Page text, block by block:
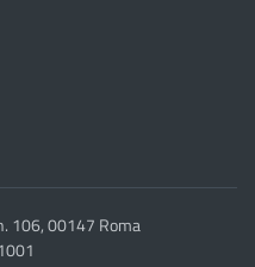
106, 00147 Roma